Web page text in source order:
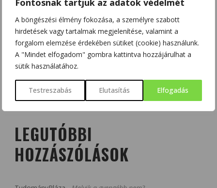
Fontosnak tartjuk az adatok védelmét
A böngészési élmény fokozása, a személyre szabott
hirdetések vagy tartalmak megjelenítése, valamint a
forgalom elemzése érdekében sütiket (cookie) használunk.
A "Mindet elfogadom" gombra kattintva hozzájárulhat a
sütik használatához.
Testreszabás Elutasítás Elfogadás
LEGUTÓBBI
HOZZÁSZÓLÁSOK